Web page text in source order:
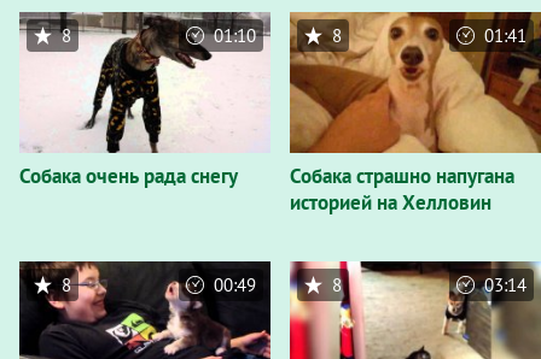
Собака очень рада снегу
8 01:10
Собака страшно напугана
историей на Хелловин
8 01:41
8 00:49 8 03:14